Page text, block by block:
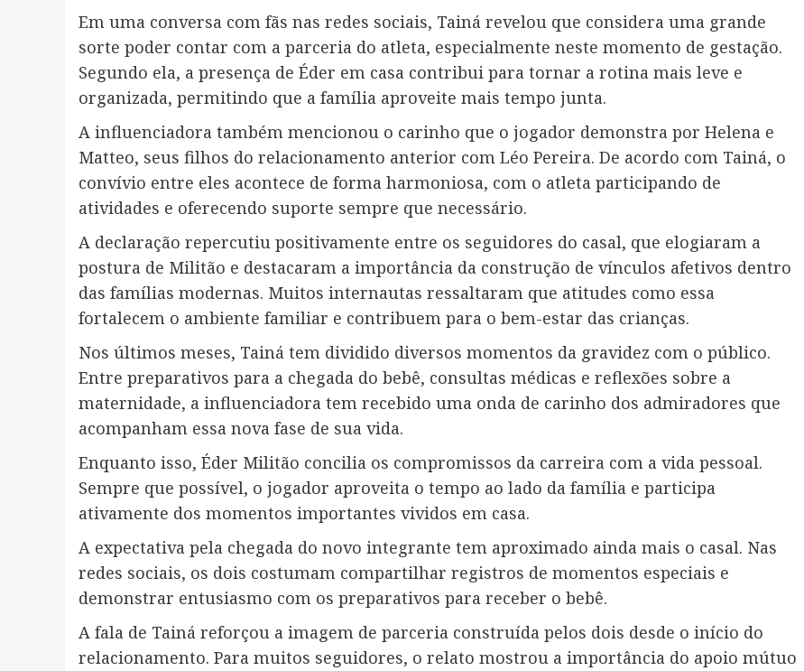
Em uma conversa com fãs nas redes sociais, Tainá revelou que considera uma grande
sorte poder contar com a parceria do atleta, especialmente neste momento de gestação.
Segundo ela, a presença de Éder em casa contribui para tornar a rotina mais leve e
organizada, permitindo que a família aproveite mais tempo junta.
A influenciadora também mencionou o carinho que o jogador demonstra por Helena e
Matteo, seus filhos do relacionamento anterior com Léo Pereira. De acordo com Tainá, o
convívio entre eles acontece de forma harmoniosa, com o atleta participando de
atividades e oferecendo suporte sempre que necessário.
A declaração repercutiu positivamente entre os seguidores do casal, que elogiaram a
postura de Militão e destacaram a importância da construção de vínculos afetivos dentro
das famílias modernas. Muitos internautas ressaltaram que atitudes como essa
fortalecem o ambiente familiar e contribuem para o bem-estar das crianças.
Nos últimos meses, Tainá tem dividido diversos momentos da gravidez com o público.
Entre preparativos para a chegada do bebê, consultas médicas e reflexões sobre a
maternidade, a influenciadora tem recebido uma onda de carinho dos admiradores que
acompanham essa nova fase de sua vida.
Enquanto isso, Éder Militão concilia os compromissos da carreira com a vida pessoal.
Sempre que possível, o jogador aproveita o tempo ao lado da família e participa
ativamente dos momentos importantes vividos em casa.
A expectativa pela chegada do novo integrante tem aproximado ainda mais o casal. Nas
redes sociais, os dois costumam compartilhar registros de momentos especiais e
demonstrar entusiasmo com os preparativos para receber o bebê.
A fala de Tainá reforçou a imagem de parceria construída pelos dois desde o início do
relacionamento. Para muitos seguidores, o relato mostrou a importância do apoio mútuo